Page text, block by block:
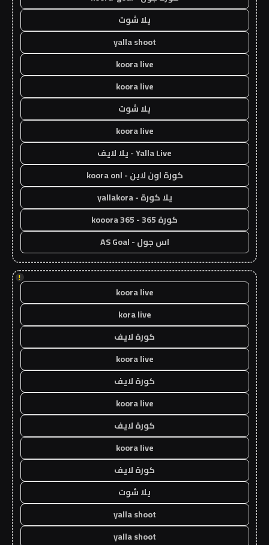
يلا شوت
yalla shoot
koora live
koora live
يلا شوت
koora live
Yalla Live - يلا لايف
كورة اون لاين - koora onl
يلا كورة - yallakora
كورة 365 - kooora 365
اس جول - AS Goal
!
koora live
kora live
كورة لايف
koora live
كورة لايف
koora live
كورة لايف
koora live
كورة لايف
يلا شوت
yalla shoot
yalla shoot